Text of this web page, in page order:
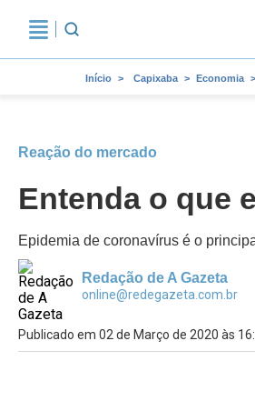
Início Capixaba Economia
Reação do mercado
Entenda o que
Epidemia de coronavírus é o
Redação de A Gazeta
online@redegazeta.com.br
Publicado em 02 de Março de 2020 às